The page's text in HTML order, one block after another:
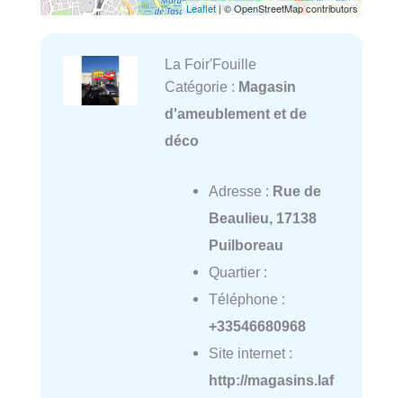
Leaflet| © OpenStreetMap contributors
La Foir'Fouille
Catégorie : Magasin
d'ameublement et de
déco
Adresse : Rue de
Beaulieu, 17138
Puilboreau
Quartier :
Téléphone :
+33546680968
Site internet :
http://magasins.laf